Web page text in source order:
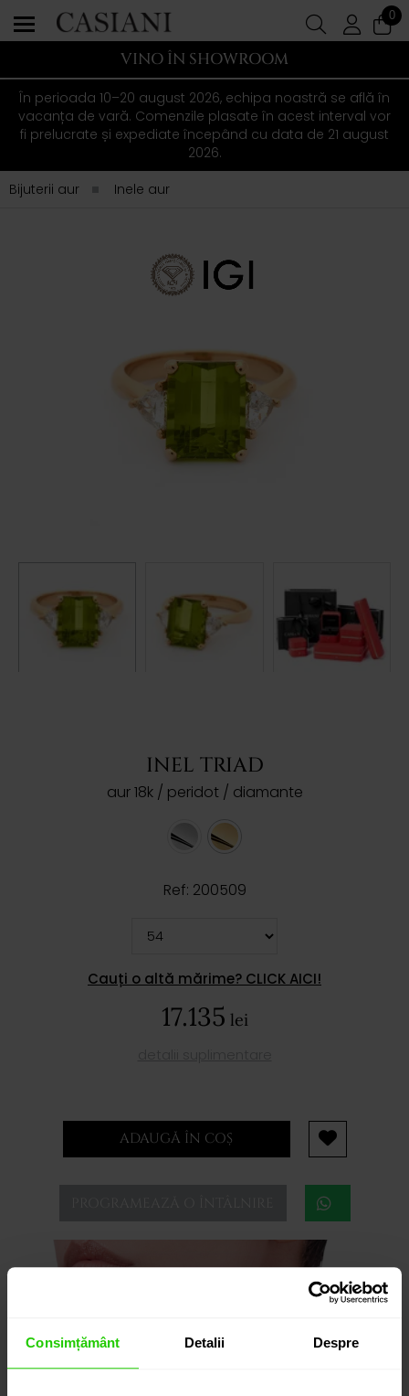
Consimțământ Detalii Despre
0
VINO ÎN SHOWROOM
În perioada 10–20 august 2026, echipa noastră se află în
vacanța de vară. Comenzile plasate în acest interval vor
fi prelucrate și expediate începând cu data de 21 august
2026.
Bijuterii aur
Inele aur
INEL TRIAD
aur 18k / peridot / diamante
Ref: 200509
Cauți o altă mărime? CLICK AICI!
17.135 lei
ADAUGĂ ÎN COȘ